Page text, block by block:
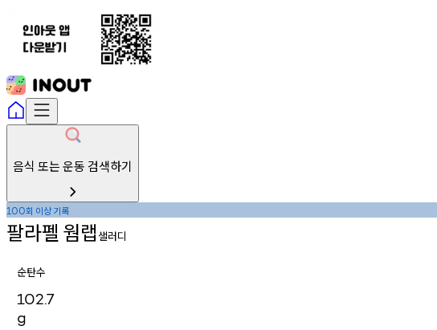
음식 또는 운동 검색하기
100회 이상기록
팔라펠 웜랩 샐러디
순탄수
102.7
g